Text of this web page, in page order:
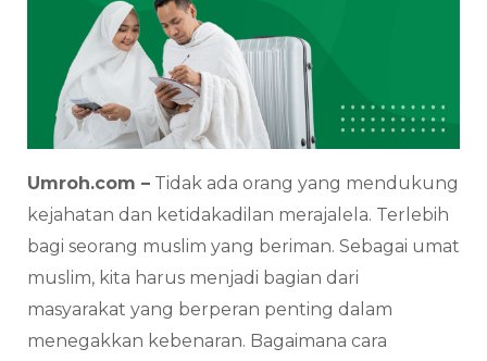
Umroh.com – Tidak ada orang yang mendukung
kejahatan dan ketidakadilan merajalela. Terlebih
bagi seorang muslim yang beriman. Sebagai umat
muslim, kita harus menjadi bagian dari
masyarakat yang berperan penting dalam
menegakkan kebenaran. Bagaimana cara